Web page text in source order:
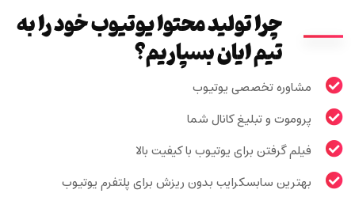
چرا تولید محتوا یوتیوب خود را به
تیم ایان بسپاریم؟
مشاوره تخصصی یوتیوب
پروموت و تبلیغ کانال شما
فیلم گرفتن برای یوتیوب با کیفیت بالا
بهترین سابسکرایب بدون ریزش برای پلتفرم یوتیوب